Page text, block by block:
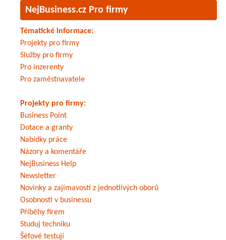
NejBusiness.cz Pro firmy
Tématické informace:
Projekty pro firmy
Služby pro firmy
Pro inzerenty
Pro zaměstnavatele
Projekty pro firmy:
Business Point
Dotace a granty
Nabídky práce
Názory a komentáře
NejBusiness Help
Newsletter
Novinky a zajímavosti z jednotlivých oborů
Osobnosti v businessu
Příběhy firem
Studuj techniku
Šéfové testují